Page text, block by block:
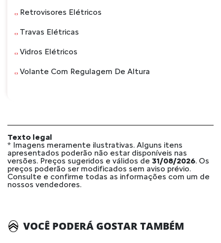
Retrovisores Elétricos
Travas Elétricas
Vidros Elétricos
Volante Com Regulagem De Altura
Texto legal
* Imagens meramente ilustrativas. Alguns itens
apresentados poderão não estar disponíveis nas
versões. Preços sugeridos e válidos de 31/08/2026. Os
preços poderão ser modificados sem aviso prévio.
Consulte e confirme todas as informações com um de
nossos vendedores.
VOCÊ PODERÁ GOSTAR TAMBÉM